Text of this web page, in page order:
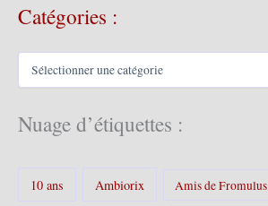
h
s
Catégories :
C
é
g
Nuage d’étiquettes :
10 ans Ambiorix Amis de Fromulus